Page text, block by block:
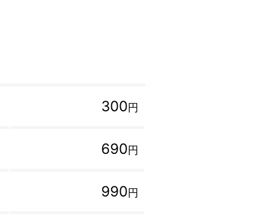
300円
690円
990円